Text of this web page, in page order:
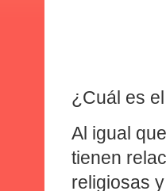
¿Cuál es
Al igual
tienen
religiosas